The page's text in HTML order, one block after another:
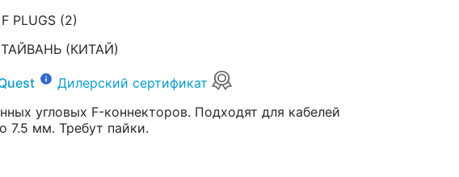
PLUGS (2)
ТАЙВАНЬ (КИТАЙ)
Дилерский сертификат
угловых F-коннекторов. Подходят для кабелей
7.5 мм. Требут пайки.